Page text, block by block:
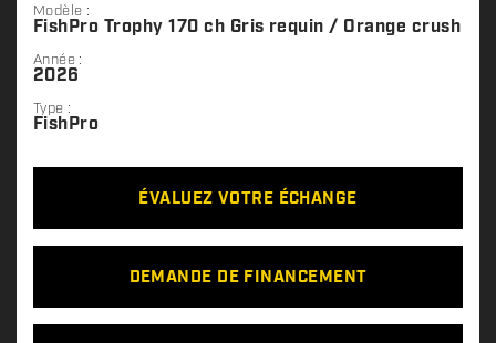
Modèle :
FishPro Trophy 170 ch Gris requin / Orange crush
Année :
2026
Type :
FishPro
ÉVALUEZ VOTRE ÉCHANGE
DEMANDE DE FINANCEMENT